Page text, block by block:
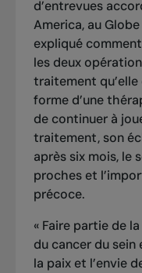
d’entrevues
America, au
expliqué
les deux
traitement
forme d’une
de continuer à
traitement, son
après six mois, le
proches et
précoce.
« Faire partie de
du cancer du sein
la paix et l’envie